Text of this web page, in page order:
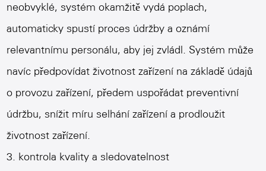
neobvyklé, systém okamžitě vydá poplach,
automaticky spustí proces údržby a oznámí
relevantnímu personálu, aby jej zvládl. Systém může
navíc předpovídat životnost zařízení na základě údajů
o provozu zařízení, předem uspořádat preventivní
údržbu, snížit míru selhání zařízení a prodloužit
životnost zařízení.
3. kontrola kvality a sledovatelnost